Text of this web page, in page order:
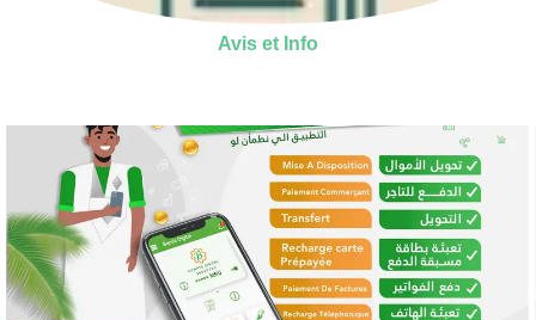
Avis et Info